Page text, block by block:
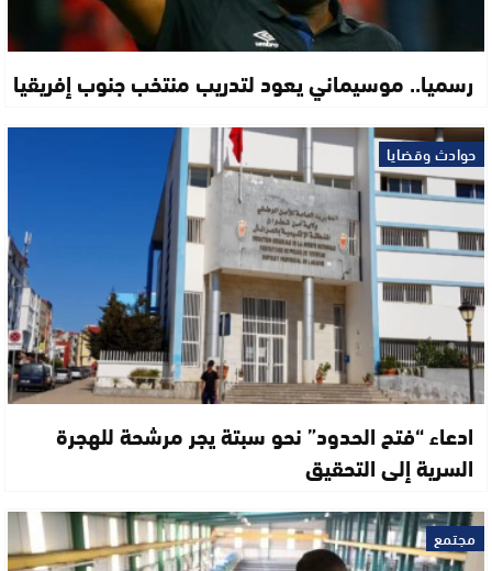
رسميا.. موسيماني يعود لتدريب منتخب جنوب إفريقيا
حوادث وقضايا
ادعاء “فتح الحدود” نحو سبتة يجر مرشحة للهجرة
السرية إلى التحقيق
مجتمع